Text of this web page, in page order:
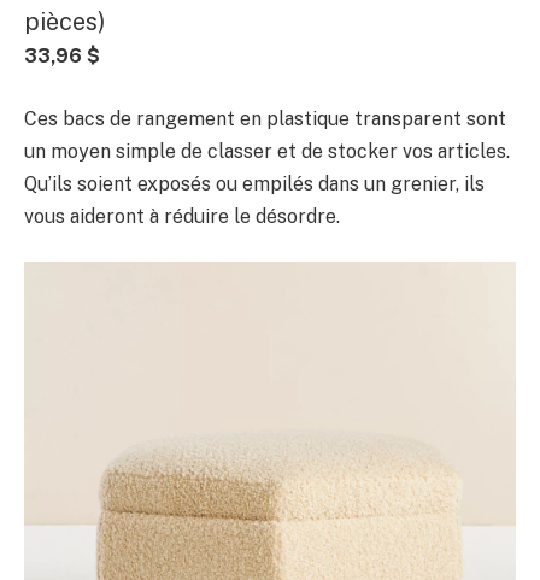
pièces)
33,96 $
Ces bacs de rangement en plastique transparent sont
un moyen simple de classer et de stocker vos articles.
Qu’ils soient exposés ou empilés dans un grenier, ils
vous aideront à réduire le désordre.